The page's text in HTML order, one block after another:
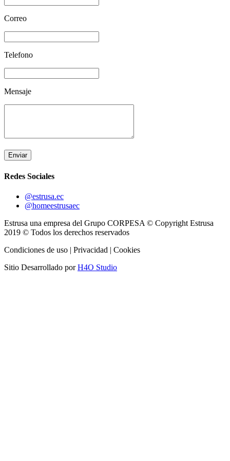
Correo
Telefono
Mensaje
Enviar
Redes Sociales
@estrusa.ec
@homeestrusaec
Estrusa una empresa del Grupo CORPESA © Copyright Estrusa
2019 © Todos los derechos reservados
Condiciones de uso | Privacidad | Cookies
Sitio Desarrollado porH4O Studio